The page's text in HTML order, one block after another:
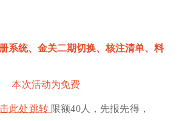
系统、金关二期切换、核注清单、料
本次活动为免费
此处跳转 限额40人，先报先得，